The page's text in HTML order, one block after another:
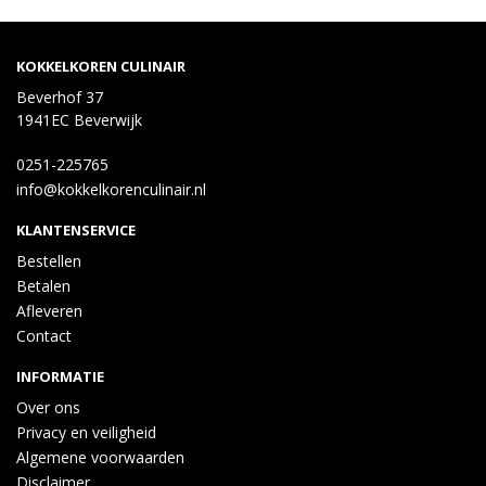
KOKKELKOREN CULINAIR
Beverhof 37
1941EC Beverwijk
0251-225765
info@kokkelkorenculinair.nl
KLANTENSERVICE
Bestellen
Betalen
Afleveren
Contact
INFORMATIE
Over ons
Privacy en veiligheid
Algemene voorwaarden